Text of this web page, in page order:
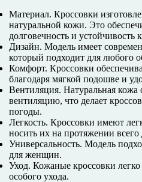
Материал. Кроссовки
натуральной кожи. Это
долговечность и
Дизайн. Модель имеет
который подходит для любого
Комфорт. Кроссовки
благодаря мягкой подошве и
Вентиляция. Натуральная кожа
вентиляцию, что делает
погоды.
Легкость. Кроссовки имеют
носить их на протяжении всего
Универсальность. Модель
для женщин.
Уход. Кожаные кроссовки легко
особого ухода.